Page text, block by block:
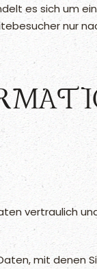
es sich um
nur
vertraulich
mit denen